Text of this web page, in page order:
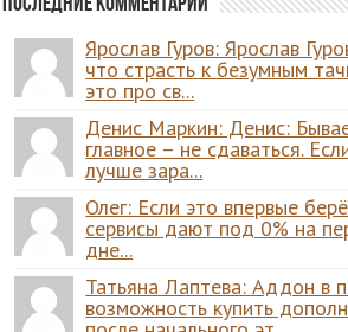
Ярослав Гуров: Ярослав
что страсть к безумным
это про св...
Денис Маркин: Денис:
главное – не сдаваться.
лучше зара...
Олег: Если это впервые
сервисы дают под 0% на
дне...
Татьяна Лаптева: Аддон в
возможность купить